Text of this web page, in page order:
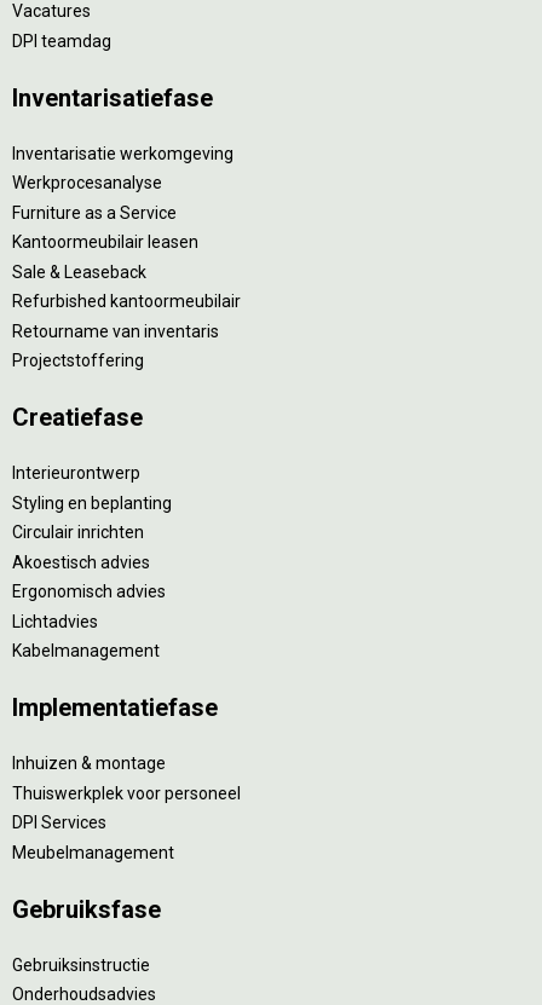
Vacatures
DPI teamdag
Inventarisatiefase
Inventarisatie werkomgeving
Werkprocesanalyse
Furniture as a Service
Kantoormeubilair leasen
Sale & Leaseback
Refurbished kantoormeubilair
Retourname van inventaris
Projectstoffering
Creatiefase
Interieurontwerp
Styling en beplanting
Circulair inrichten
Akoestisch advies
Ergonomisch advies
Lichtadvies
Kabelmanagement
Implementatiefase
Inhuizen & montage
Thuiswerkplek voor personeel
DPI Services
Meubelmanagement
Gebruiksfase
Gebruiksinstructie
Onderhoudsadvies